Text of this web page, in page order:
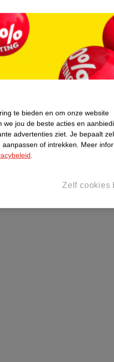
te bieden en om onze website
we jou de beste acties en
advertenties ziet. Je bepaalt
of intrekken. Meer
.
Zelf cookies